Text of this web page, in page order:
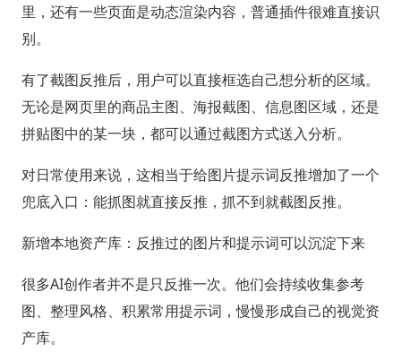
里，还有一些页面是动态渲染内容，普通插件很难直接识
别。
有了截图反推后，用户可以直接框选自己想分析的区域。
无论是网页里的商品主图、海报截图、信息图区域，还是
拼贴图中的某一块，都可以通过截图方式送入分析。
对日常使用来说，这相当于给图片提示词反推增加了一个
兜底入口：能抓图就直接反推，抓不到就截图反推。
新增本地资产库：反推过的图片和提示词可以沉淀下来
很多AI创作者并不是只反推一次。他们会持续收集参考
图、整理风格、积累常用提示词，慢慢形成自己的视觉资
产库。